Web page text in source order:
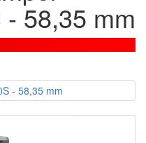
58,35 mm